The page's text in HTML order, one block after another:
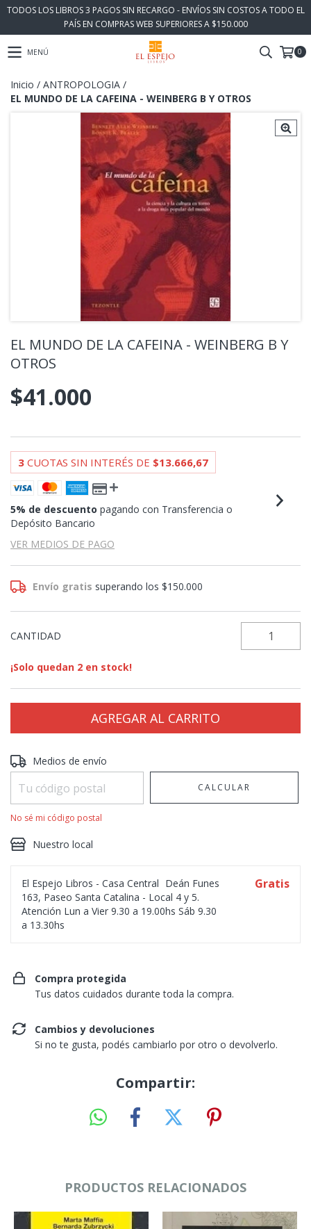
TODOS LOS LIBROS 3 PAGOS SIN RECARGO - ENVÍOS SIN COSTOS A TODO EL
PAÍS EN COMPRAS WEB SUPERIORES A $150.000
MENÚ 0
Inicio / ANTROPOLOGIA /
EL MUNDO DE LA CAFEINA - WEINBERG B Y OTROS
EL MUNDO DE LA CAFEINA - WEINBERG B Y
OTROS
$41.000
3 CUOTAS SIN INTERÉS DE $13.666,67
5% de descuento pagando con Transferencia o
Depósito Bancario
VER MEDIOS DE PAGO
Envío gratis superando los$150.000
CANTIDAD
¡Solo quedan 2 en stock!
Entregas para el CP:
Medios de envío
CALCULAR
No sé mi código postal
Nuestro local
El Espejo Libros - Casa Central Deán Funes
163, Paseo Santa Catalina - Local 4 y 5.
Atención Lun a Vier 9.30 a 19.00hs Sáb 9.30
a 13.30hs
Gratis
Compra protegida
Tus datos cuidados durante toda la compra.
Cambios y devoluciones
Si no te gusta, podés cambiarlo por otro o devolverlo.
Compartir:
PRODUCTOS RELACIONADOS